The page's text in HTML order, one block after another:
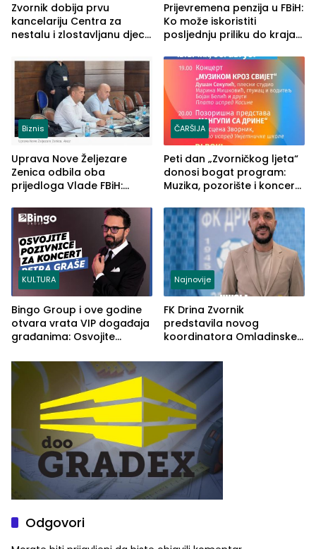
Zvornik dobija prvu
kancelariju Centra za
nestalu i zlostavljanu djecu
Prijevremena penzija u FBiH:
Ko može iskoristiti
posljednju priliku do kraja
Biznis
Uprava Nove Željezare
Zenica odbila oba
prijedloga Vlade FBiH:
rješenje
ČARŠIJA
Peti dan „Zvorničkog ljeta“
donosi bogat program:
Muzika, pozorište i koncert
KULTURA
Bingo Group i ove godine
otvara vrata VIP događaja
građanima: Osvojite
Graše
Najnovije
FK Drina Zvornik
predstavila novog
koordinatora Omladinske
Odgovori